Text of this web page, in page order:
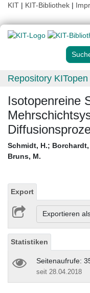
KIT | KIT-Bibliothek |
Repository KITopen
Isotopenreine
Schmidt, H.; Borchardt,
Bruns, M.
Export
Exportieren
Statistiken
Seitenaufrufe:
seit 28.04.2018